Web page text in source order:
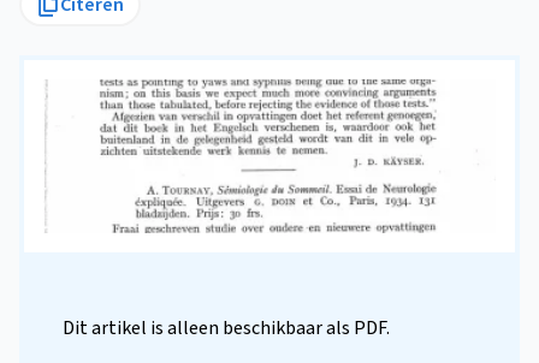
Dit artikel is alleen beschikbaar als PDF.